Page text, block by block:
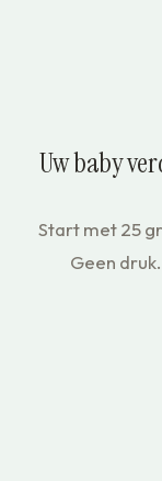
Uw baby
Start met 25
Geen